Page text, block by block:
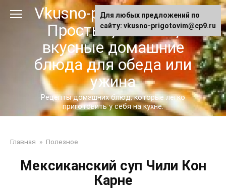
Vkusno-prigotovim.ru -
Простые, сытные,
вкусные домашние
блюда для обеда или
ужина
Рецепты домашних блюд, которые легко
приготовить у себя на кухне.
Главная » Полезное
Мексиканский суп Чили Кон
Карне
Для любых предложений по
сайту: vkusno-prigotovim@cp9.ru